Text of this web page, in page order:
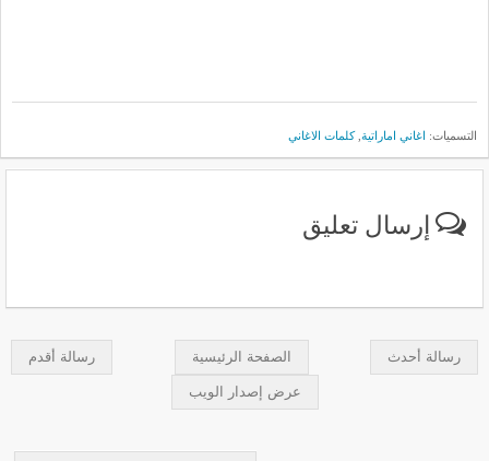
التسميات: اغاني اماراتية ,كلمات الاغاني
إرسال تعليق
رسالة أحدث رسالة أقدم الصفحة الرئيسية
عرض إصدار الويب